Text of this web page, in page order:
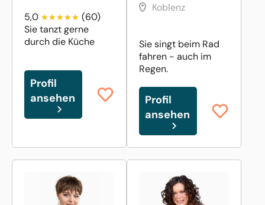
5,0
(60)
Sie tanzt gerne
durch die Küche
Profil
ansehen
Koblenz
Sie singt beim Rad
fahren - auch im
Regen.
Profil
ansehen